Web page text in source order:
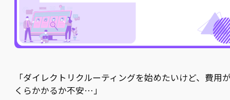
「ダイレクトリクルーティングを始めたいけど、費用
くらかかるか不安…」